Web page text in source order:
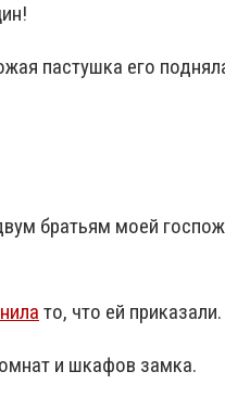
пастушка его
братьям моей
то, что ей приказали.
и шкафов замка.